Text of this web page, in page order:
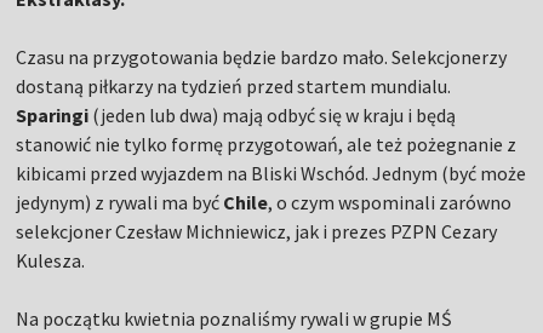
Czasu na przygotowania będzie bardzo mało. Selekcjonerzy
dostaną piłkarzy na tydzień przed startem mundialu.
Sparingi (jeden lub dwa) mają odbyć się w kraju i będą
stanowić nie tylko formę przygotowań, ale też pożegnanie z
kibicami przed wyjazdem na Bliski Wschód. Jednym (być może
jedynym) z rywali ma być Chile, o czym wspominali zarówno
selekcjoner Czesław Michniewicz, jak i prezes PZPN Cezary
Kulesza.
Na początku kwietnia poznaliśmy rywali w grupie MŚ